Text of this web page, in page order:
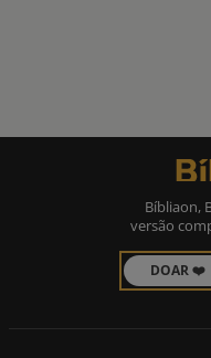
Bíbliaon,
versão
DOAR ❤️